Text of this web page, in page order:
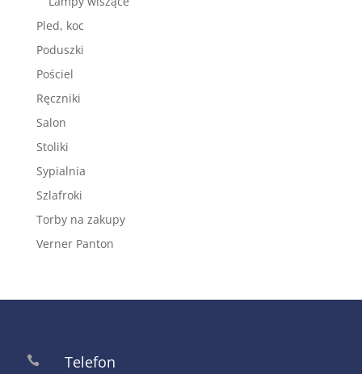
Pled, koc
Poduszki
Pościel
Ręczniki
Salon
Stoliki
Sypialnia
Szlafroki
Torby na zakupy
Verner Panton
 Telefon